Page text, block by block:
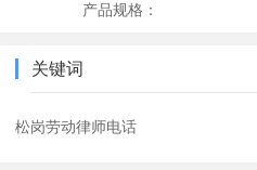
产品规格：
关键词
松岗劳动律师电话